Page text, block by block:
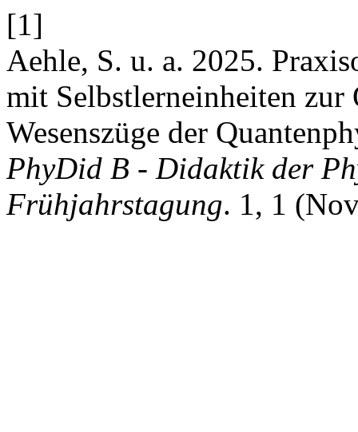
[1]
Aehle, S. u. a. 2025.
mit Selbstlerneinheiten
Wesenszüge der
PhyDid B - Didaktik der
Frühjahrstagung. 1, 1